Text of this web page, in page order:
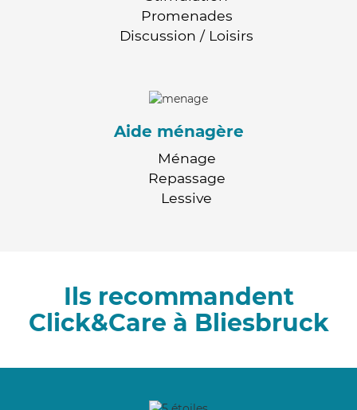
Promenades
Discussion / Loisirs
Aide ménagère
Ménage
Repassage
Lessive
Ils recommandent
Click&Care à Bliesbruck